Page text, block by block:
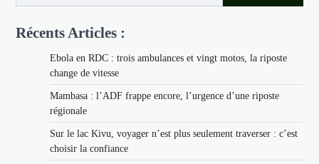
Récents Articles :
Ebola en RDC : trois ambulances et vingt motos, la riposte
change de vitesse
Mambasa : l’ADF frappe encore, l’urgence d’une riposte
régionale
Sur le lac Kivu, voyager n’est plus seulement traverser : c’est
choisir la confiance